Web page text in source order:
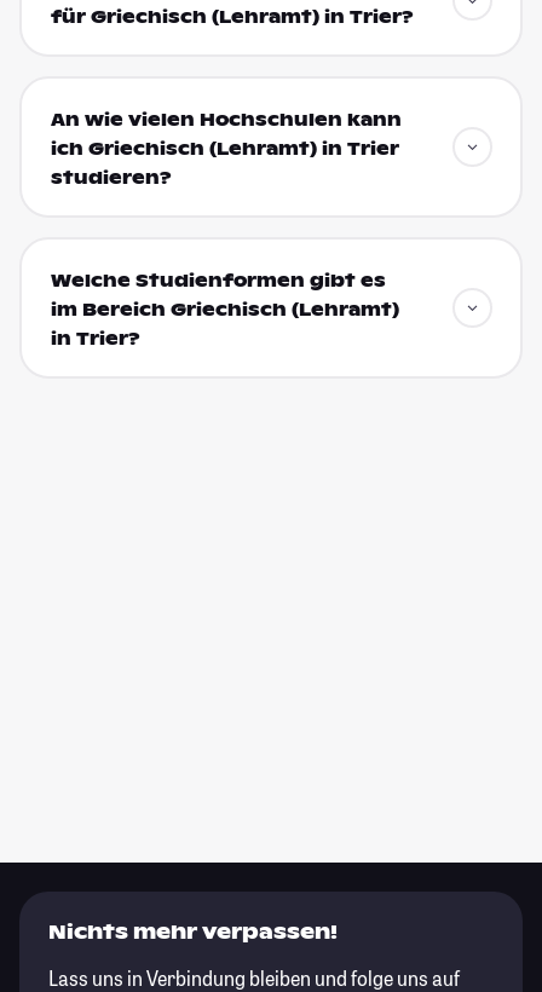
für Griechisch (Lehramt) in Trier?
An wie vielen Hochschulen kann
ich Griechisch (Lehramt) in Trier
studieren?
Welche Studienformen gibt es
im Bereich Griechisch (Lehramt)
in Trier?
Nichts mehr verpassen!
Lass uns in Verbindung bleiben und folge uns auf